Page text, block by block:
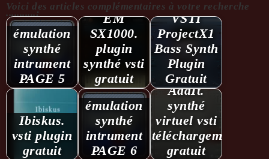
Voici des articles complémentaires à votre recherche
...........:
émulation
synthé
intrument
PAGE 5
EM
SX1000.
plugin
synthé vsti
gratuit
VSTI
ProjectX1
Bass Synth
Plugin
Gratuit
Ibiskus.
vsti plugin
gratuit
émulation
synthé
intrument
PAGE 6
AddIt.
synthé
virtuel vsti
téléchargement
gratuit